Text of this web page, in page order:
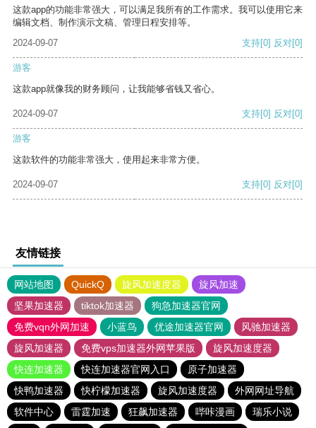
这款app的功能非常强大，可以满足我所有的工作需求。我可以使用它来
编辑文档、制作演示文稿、管理日程安排等。
2024-09-07
支持[0] 反对[0]
游客
这款app就像我的财务顾问，让我能够省钱又省心。
2024-09-07 支持[0] 反对[0]
游客
这款软件的功能非常强大，使用起来非常方便。
2024-09-07 支持[0] 反对[0]
友情链接
网站地图 QuickQ 旋风加速度器
旋风加速
坚果加速器
tiktok加速器
狗急加速器官网
免费vqn外网加速
小蓝鸟 优途加速器官网
风驰加速器
旋风加速器
免费vps加速器外网苹果版
旋风加速度器
快连加速器
快连加速器官网入口
原子加速器
快鸭加速器
快柠檬加速器 旋风加速度器
外网网址导航
软件中心
雷霆加速 狂飙加速器 哔咔漫画
瑞乐小说